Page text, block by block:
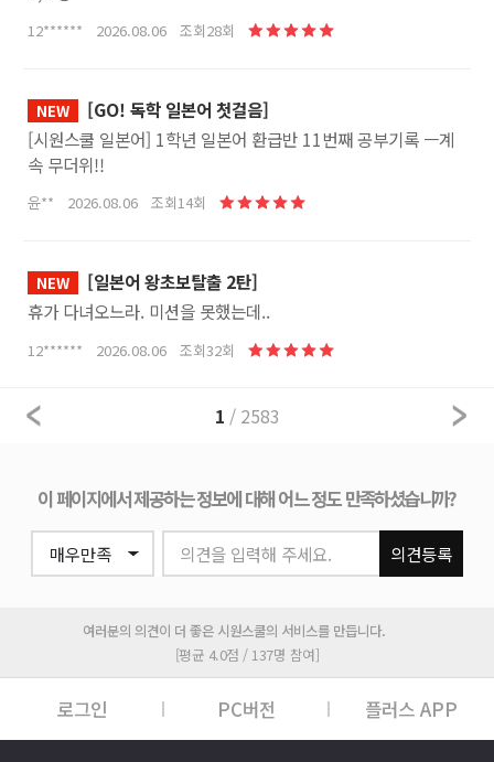
12****** 2026.08.06 조회28회
NEW
[GO! 독학 일본어 첫걸음]
[시원스쿨 일본어] 1학년 일본어 환급반 11번째 공부기록 ㅡ계
속 무더위!!
윤** 2026.08.06 조회14회
NEW
[일본어 왕초보탈출 2탄]
휴가 다녀오느라. 미션을 못했는데..
12****** 2026.08.06 조회32회
1 / 2583
이 페이지에서 제공하는 정보에 대해 어느 정도 만족하셨습니까?
의견을 입력해 주세요. 의견등록
여러분의 의견이 더 좋은 시원스쿨의 서비스를 만듭니다.
[평균 4.0점 / 137명 참여]
로그인 PC버전 플러스 APP